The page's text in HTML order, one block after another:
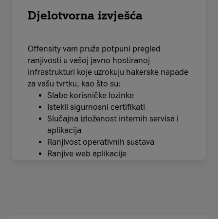
Djelotvorna izvješća
Offensity vam pruža potpuni pregled
ranjivosti u vašoj javno hostiranoj
infrastrukturi koje uzrokuju hakerske napade
za vašu tvrtku, kao što su:
Slabe korisničke lozinke
Istekli sigurnosni certifikati
Slučajna izloženost internih servisa i
aplikacija
Ranjivost operativnih sustava
Ranjive web aplikacije